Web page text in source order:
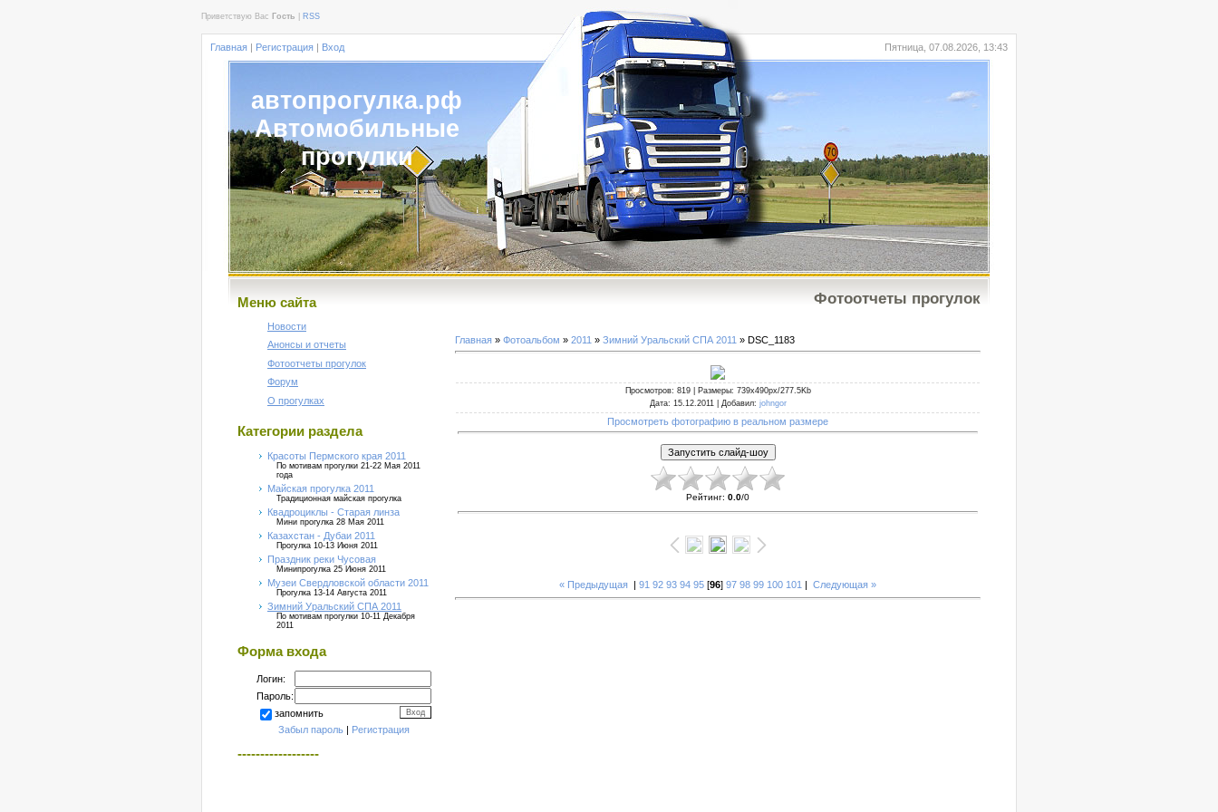
Приветствую Вас Гость RSS
Главная | Регистрация | Вход Пятница, 07.08.2026, 13:43
автопрогулка.рф
Автомобильные
прогулки
Меню сайта
Новости
Анонсы и отчеты
Фотоотчеты прогулок
Форум
О прогулках
Категории раздела
Красоты Пермского края 2011
По мотивам прогулки 21-22 Мая 2011
года
Майская прогулка 2011
Традиционная майская прогулка
Квадроциклы - Старая линза
Мини прогулка 28 Мая 2011
Казахстан - Дубаи 2011
Прогулка 10-13 Июня 2011
Праздник реки Чусовая
Минипрогулка 25 Июня 2011
Музеи Свердловской области 2011
Прогулка 13-14 Августа 2011
Зимний Уральский СПА 2011
По мотивам прогулки 10-11 Декабря
2011
Форма входа
Логин:
Пароль:
запомнить
Забыл пароль | Регистрация
------------------
Фотоотчеты прогулок
Главная » Фотоальбом » 2011 » Зимний Уральский СПА 2011 » DSC_1183
Просмотров: 819 | Размеры: 739x490px/277.5Kb
Дата: 15.12.2011 | Добавил: johngor
Просмотреть фотографию в реальном размере
Рейтинг: 0.0/0
« Предыдущая | 91 92 93 94 95 [96] 97 98 99 100 101 | Следующая »